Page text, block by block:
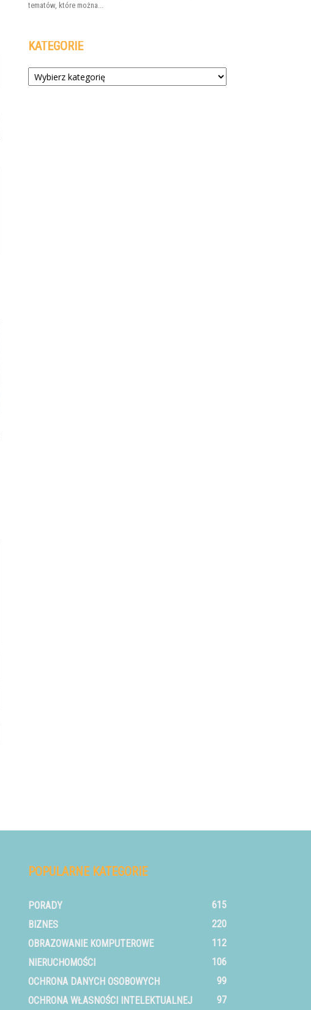
tematów, które można...
KATEGORIE
Kategorie
POPULARNE KATEGORIE
PORADY
615
BIZNES
220
OBRAZOWANIE KOMPUTEROWE
112
NIERUCHOMOŚCI
106
OCHRONA DANYCH OSOBOWYCH
99
OCHRONA WŁASNOŚCI INTELEKTUALNEJ
97